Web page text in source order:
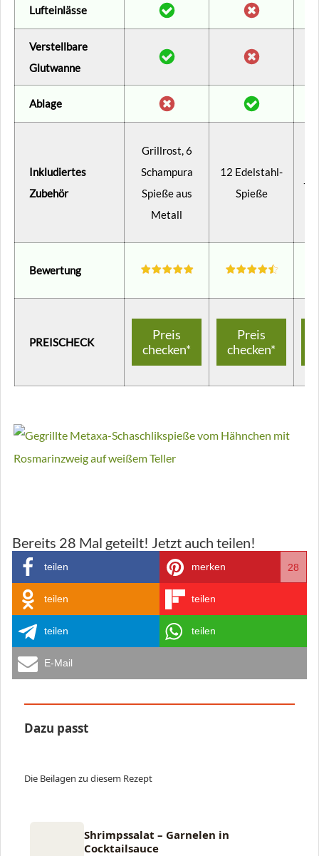
Lufteinlässe
Verstellbare
Glutwanne
Ablage
Inkludiertes
Zubehör
Grillrost, 6
Schampura
Spieße aus
Metall
12 Edelstahl-
Spieße
+
Bewertung
PREISCHECK
Preis
checken*
Preis
checken*
Bereits 28 Mal geteilt! Jetzt auch teilen!
teilen merken 28
teilen teilen
teilen teilen
E-Mail
Dazu passt
Die Beilagen zu diesem Rezept
Shrimpssalat – Garnelen in
Cocktailsauce